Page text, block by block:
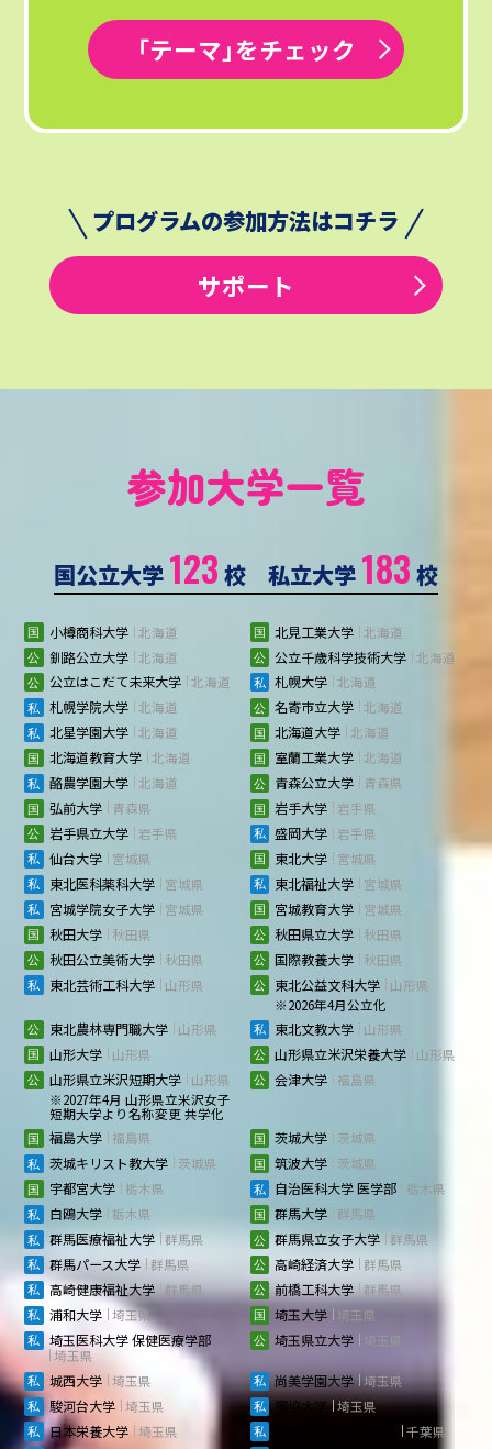
プログラムの参加方法はコチラ
サポート
「テーマ」をチェック
参加大学一覧
国公立大学 123 校 私立大学 183 校
小樽商科大学 北海道 北見工業大学 北海道
釧路公立大学 北海道 公立千歳科学技術大学 北海道
公立はこだて未来大学 北海道 札幌大学 北海道
札幌学院大学 北海道 名寄市立大学 北海道
北星学園大学 北海道 北海道大学 北海道
北海道教育大学 北海道 室蘭工業大学 北海道
酪農学園大学 北海道 青森公立大学
青森県
弘前大学
青森県 岩手大学 岩手県
岩手県立大学
岩手県 盛岡大学 岩手県
仙台大学
宮城県 東北大学 宮城県
東北医科薬科大学
宮城県 東北福祉大学 宮城県
宮城学院女子大学
宮城県 宮城教育大学 宮城県
秋田大学
秋田県 秋田県立大学 秋田県
秋田公立美術大学
秋田県 国際教養大学 秋田県
東北芸術工科大学
山形県 東北公益文科大学 山形県
※2026年4月公立化
東北農林専門職大学
山形県 東北文教大学 山形県
山形大学
山形県 山形県立米沢栄養大学 山形県
山形県立米沢短期大学
山形県
※2027年4月 山形県立米沢女子
短期大学より名称変更 共学化
会津大学 福島県
福島大学 福島県 茨城大学 茨城県
茨城キリスト教大学
茨城県 筑波大学 茨城県
宇都宮大学 栃木県 自治医科大学 医学部 栃木県
白鴎大学 栃木県 群馬大学 群馬県
群馬医療福祉大学 群馬県 群馬県立女子大学 群馬県
群馬パース大学 群馬県 高崎経済大学 群馬県
高崎健康福祉大学 群馬県 前橋工科大学 群馬県
浦和大学 埼玉県 埼玉大学 埼玉県
埼玉医科大学 保健医療学部
埼玉県
埼玉県立大学 埼玉県
城西大学 埼玉県 尚美学園大学 埼玉県
駿河台大学 埼玉県 獨協大学 埼玉県
日本栄養大学 埼玉県
千葉県